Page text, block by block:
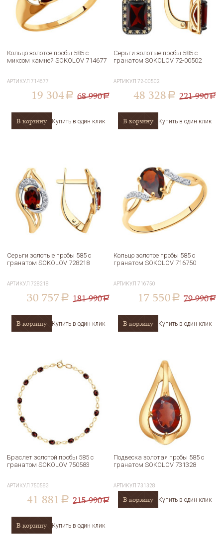
Кольцо золотое пробы 585 с
миксом камней SOKOLOV 714677
АРТИКУЛ714677
19 304 a 68 990a
В корзину Купить в один клик
Серьги золотые пробы 585 с
гранатом SOKOLOV 72-00502
АРТИКУЛ72-00502
48 328 a 221 990a
В корзину Купить в один клик
Серьги золотые пробы 585 с
гранатом SOKOLOV 728218
АРТИКУЛ728218
30 757 a 181 990a
В корзину Купить в один клик
Кольцо золотое пробы 585 с
гранатом SOKOLOV 716750
АРТИКУЛ716750
17 550 a 79 990a
В корзину Купить в один клик
Браслет золотой пробы 585 с
гранатом SOKOLOV 750583
АРТИКУЛ750583
41 881 a 215 990a
В корзину Купить в один клик
Подвеска золотая пробы 585 с
гранатом SOKOLOV 731328
АРТИКУЛ731328
В корзину Купить в один клик